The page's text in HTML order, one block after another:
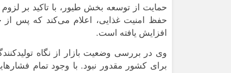
حمایت از توسعه بخش طیور، با تاکید بر لزوم
افزایش یافته است.
برای کشور مقدور نبود. با وجود تمام